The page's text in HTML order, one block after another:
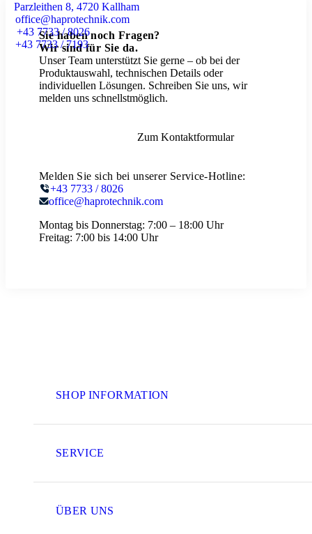
Parzleithen 8, 4720 Kallham
office@haprotechnik.com
+43 7733 / 8026
+43 7733 / 7193
Sie haben noch Fragen?
Wir sind für Sie da.
Unser Team unterstützt Sie gerne – ob bei der
Produktauswahl, technischen Details oder
individuellen Lösungen. Schreiben Sie uns, wir
melden uns schnellstmöglich.
Zum Kontaktformular
Melden Sie sich bei unserer Service-Hotline:
+43 7733 / 8026
office@haprotechnik.com
Montag bis Donnerstag: 7:00 – 18:00 Uhr
Freitag: 7:00 bis 14:00 Uhr
SHOP INFORMATION
SERVICE
ÜBER UNS